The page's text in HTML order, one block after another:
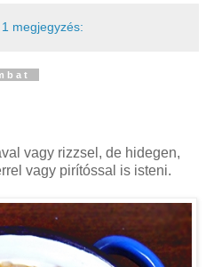
1 megjegyzés:
vagy rizzsel, de hidegen,
vagy pirítóssal is isteni.